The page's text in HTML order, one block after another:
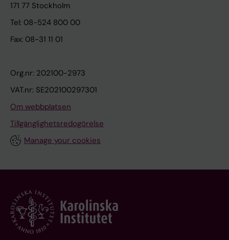
171 77 Stockholm
Tel: 08-524 800 00
Fax: 08-31 11 01
Org.nr: 202100-2973
VAT.nr: SE202100297301
Om webbplatsen
Tillgänglighetsredogörelse
Manage your cookies